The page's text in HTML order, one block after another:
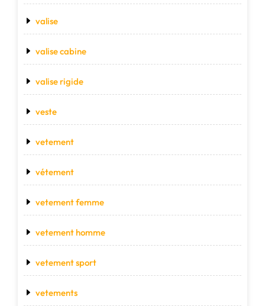
valise
valise cabine
valise rigide
veste
vetement
vétement
vetement femme
vetement homme
vetement sport
vetements